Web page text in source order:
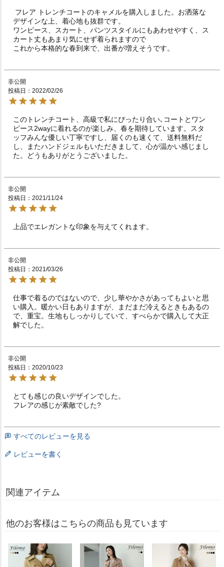
デザインな上、着心地も抜群です。
ワンピース、スカート、パンツスタイルにもあわせやすく、ス
カート丈もあまり気にせず着られますので
これから本格的な春到来で、出番が増えそうです。
非公開
投稿日
2022/02/26
このトレンチコート、高級で私にぴったり合い､コートとワン
ピース2wayに着れるのが楽しみ、春を期待しています。スタ
ッフみんな優しい丁寧ですし、届くのも速くて、送料無料だ
し、またハンドジェルもいただきまして、心が温かい感じまし
た。どうもありがとうございました。
非公開
投稿日
2021/11/24
上品でエレガントな印象を与えてくれます。
非公開
投稿日
2021/03/26
仕事で着るのではないので、少し華やかさがあってもよいと思
い購入。暖かい日もありますが、まだまだ冷えるときもあるの
で、重宝。生地もしっかりしていて、すべらかで購入して大正
解でした。
非公開
投稿日
2020/10/23
とても感じの良いデザインでした。
フレアの感じが素敵でした?
すべてのレビューを見る
レビューを書く
関連アイテム
他のお客様はこちらの商品も見ています